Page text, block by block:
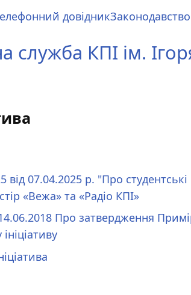
довідник
служба КПІ ім.
07.04.2025 р. "Про студентські
«Вежа» та «Радіо КПІ»
Про затвердження